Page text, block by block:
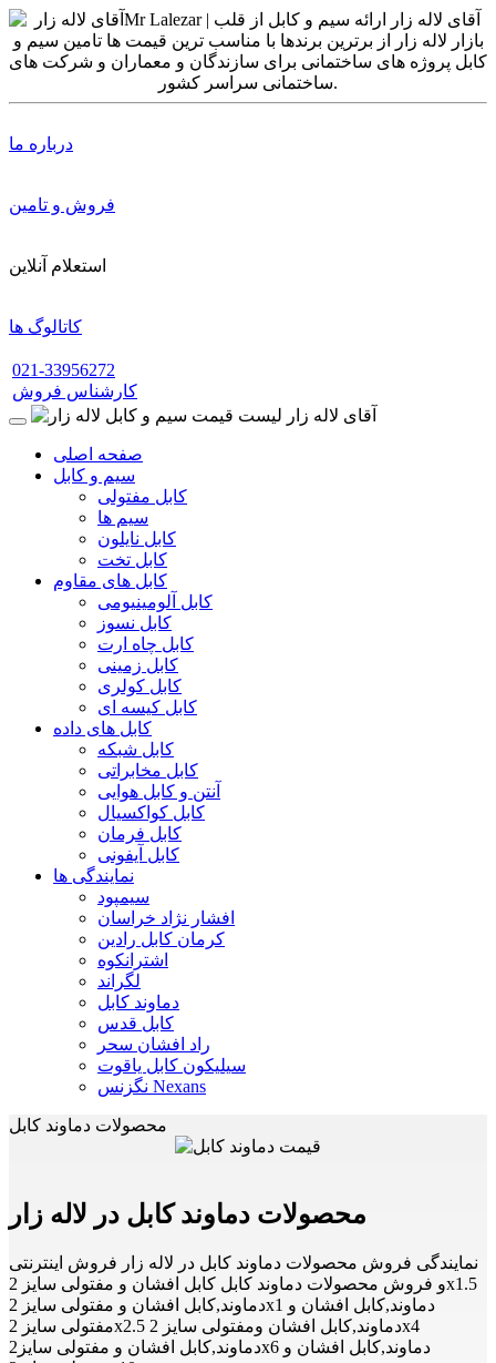
درباره ما
فروش و تامین
استعلام آنلاین
کاتالوگ ها
021-33956272
کارشناس فروش
صفحه اصلی
سیم و کابل
کابل مفتولی
سیم ها
کابل نایلون
کابل تخت
کابل های مقاوم
کابل آلومینیومی
کابل نسوز
کابل چاه ارت
کابل زمینی
کابل کولری
کابل کیسه ای
کابل های داده
کابل شبکه
کابل مخابراتی
آنتن و کابل هوایی
کابل کواکسیال
کابل فرمان
کابل آیفونی
نمایندگی ها
سیمپود
افشار نژاد خراسان
کرمان کابل رادین
اشترانکوه
لگراند
دماوند کابل
کابل قدس
راد افشان سحر
سیلیکون کابل یاقوت
نگزنس Nexans
محصولات دماوند کابل
محصولات دماوند کابل در لاله زار
نمایندگی فروش محصولات دماوند کابل در لاله زار فروش اینترنتی
و فروش محصولات دماوند کابل کابل افشان و مفتولی سایز 2x1.5
دماوند,کابل افشان و مفتولی سایز 2x1 دماوند,کابل افشان و
مفتولی سایز 2x2.5 دماوند,کابل افشان ومفتولی سایز 2x4
دماوند,کابل افشان و مفتولی سایز2x6 دماوند,کابل افشان و